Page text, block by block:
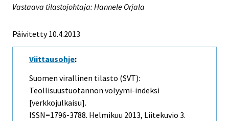
Vastaava tilastojohtaja: Hannele Orjala
Päivitetty 10.4.2013
Viittausohje:
Suomen virallinen tilasto (SVT):
Teollisuustuotannon volyymi-indeksi
[verkkojulkaisu].
ISSN=1796-3788. Helmikuu 2013, Liitekuvio 3.